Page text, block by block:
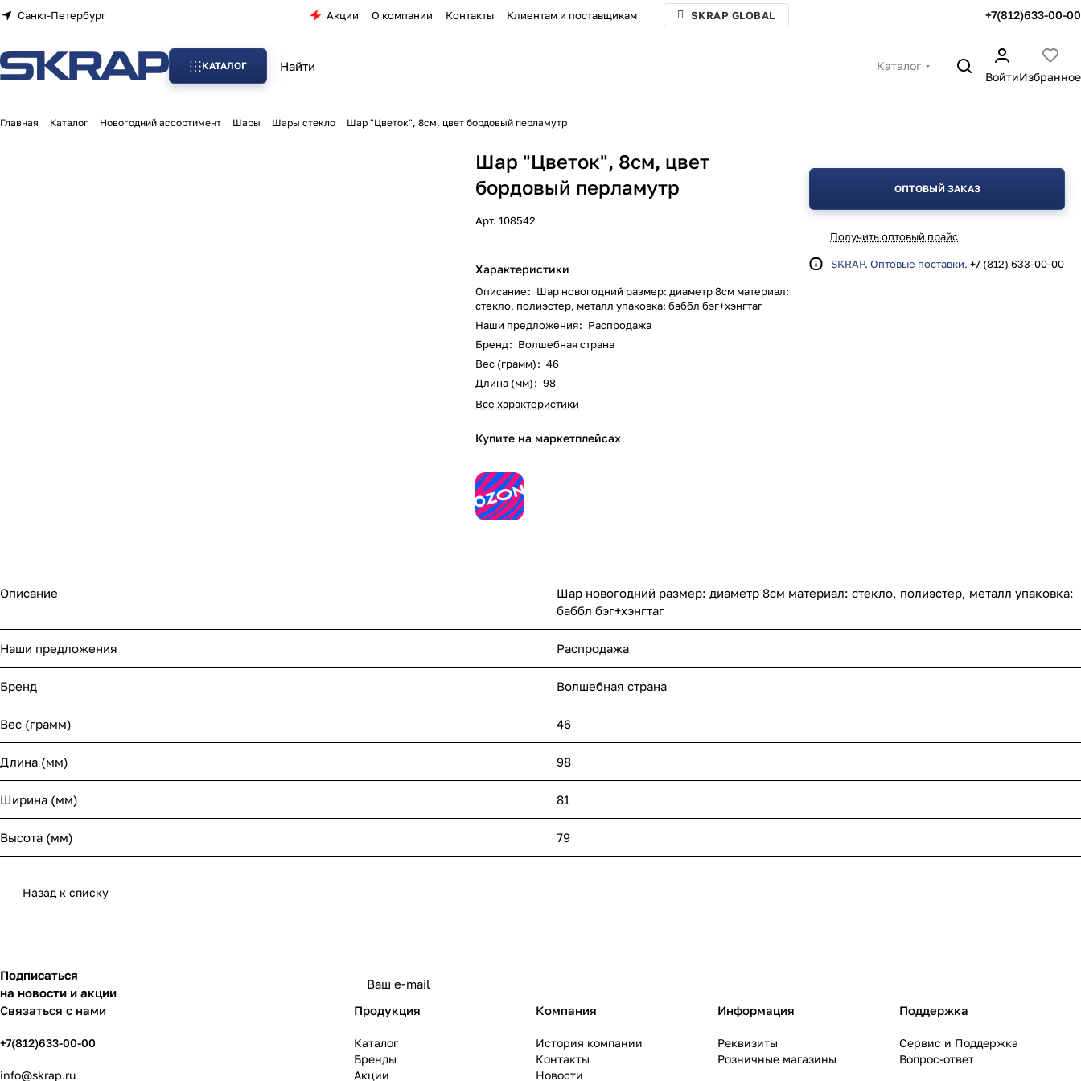
Санкт-Петербург Акции О компании Контакты Клиентам и поставщикам SKRAP GLOBAL +7(812)633-00-00
КАТАЛОГ
Каталог
ВойтиИзбранное
Главная Каталог Новогодний ассортимент Шары Шары стекло Шар "Цветок", 8см, цвет бордовый перламутр
Шар "Цветок", 8см, цвет
бордовый перламутр
Арт.108542
Характеристики
Описание: Шар новогодний размер: диаметр 8см материал:
стекло, полиэстер, металл упаковка: баббл бэг+хэнгтаг
Наши предложения: Распродажа
Бренд: Волшебная страна
Вес (грамм): 46
Длина (мм): 98
Все характеристики
Купите на маркетплейсах
ОПТОВЫЙ ЗАКАЗ
Получить оптовый прайс
SKRAP. Оптовые поставки. +7 (812) 633-00-00
Описание
Шар новогодний размер: диаметр 8см материал: стекло, полиэстер, металл упаковка:
баббл бэг+хэнгтаг
Наши предложения Распродажа
Бренд Волшебная страна
Вес (грамм) 46
Длина (мм) 98
Ширина (мм) 81
Высота (мм) 79
Назад к списку
Подписаться
на новости и акции
Связаться с нами
+7(812)633-00-00
info@skrap.ru
Продукция
Каталог
Бренды
Акции
Компания
История компании
Контакты
Новости
Информация
Реквизиты
Розничные магазины
Поддержка
Сервис и Поддержка
Вопрос-ответ